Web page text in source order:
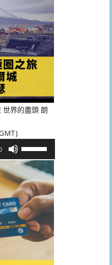
以
提
高
或
降
量。
世界的盡頭 朗
向
上/
向
下
鍵
以
提
或